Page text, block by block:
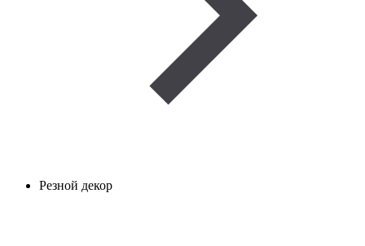
Резной декор